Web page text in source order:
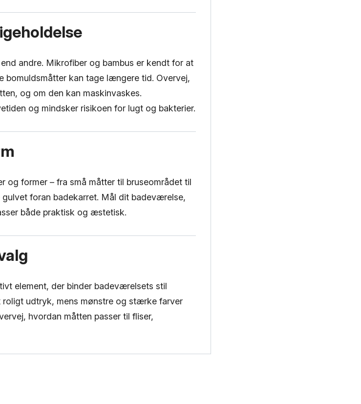
andre. Mikrofiber og bambus er kendt for at
kan tage længere tid. Overvej,
og om den kan maskinvaskes.
og mindsker risikoen for lugt og bakterier.
og former – fra små måtter til bruseområdet til
foran badekarret. Mål dit badeværelse,
både praktisk og æstetisk.
element, der binder badeværelsets stil
roligt udtryk, mens mønstre og stærke farver
hvordan måtten passer til fliser,